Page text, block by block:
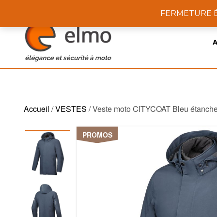
FERMETURE
Accueil /VESTES / Veste moto CITYCOAT Bleu
PROMOS